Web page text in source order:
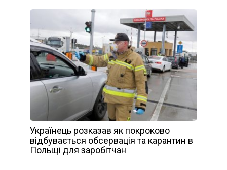
Українець розказав як покроково
відбувається обсервація та карантин в
Польщі для заробітчан